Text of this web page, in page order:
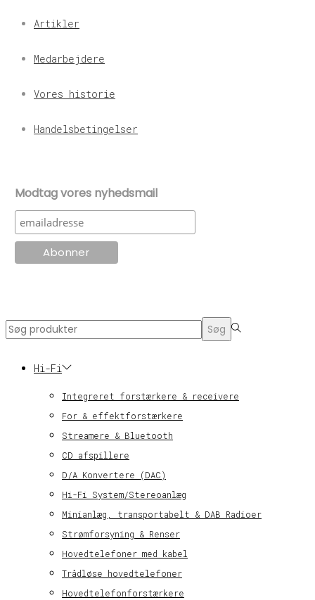
Artikler
Medarbejdere
Vores historie
Handelsbetingelser
Modtag vores nyhedsmail
Search
Søg
Hi-Fi
Integreret forstærkere & receivere
For & effektforstærkere
Streamere & Bluetooth
CD afspillere
D/A Konvertere (DAC)
Hi-Fi System/Stereoanlæg
Minianlæg, transportabelt & DAB Radioer
Strømforsyning & Renser
Hovedtelefoner med kabel
Trådløse hovedtelefoner
Hovedtelefonforstærkere